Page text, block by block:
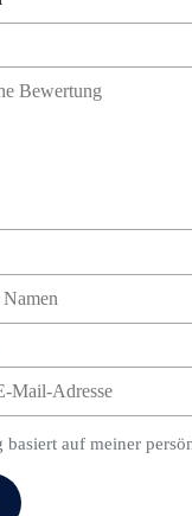
basiert auf meiner